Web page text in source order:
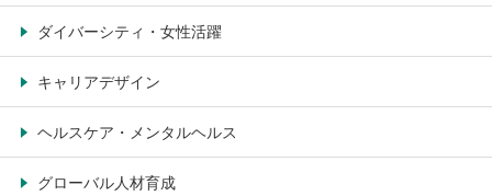
ダイバーシティ・女性活躍
キャリアデザイン
ヘルスケア・メンタルヘルス
グローバル人材育成